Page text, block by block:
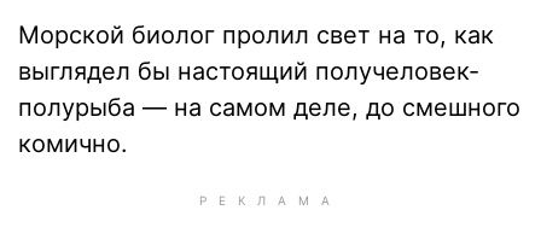
Морской биолог пролил свет на то, как
выглядел бы настоящий получеловек-
полурыба — на самом деле, до смешного
комично.